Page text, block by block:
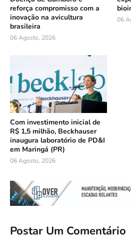
reforça compromisso com a
inovação na avicultura
brasileira
06 Agosto, 2026
06
Com investimento inicial de
R$ 1,5 milhão, Beckhauser
inaugura laboratório de PD&I
em Maringá (PR)
06 Agosto, 2026
Postar Um Comentário